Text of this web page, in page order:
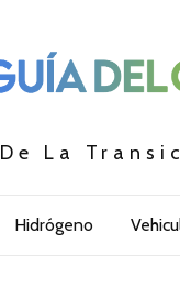
La
Hidrógeno